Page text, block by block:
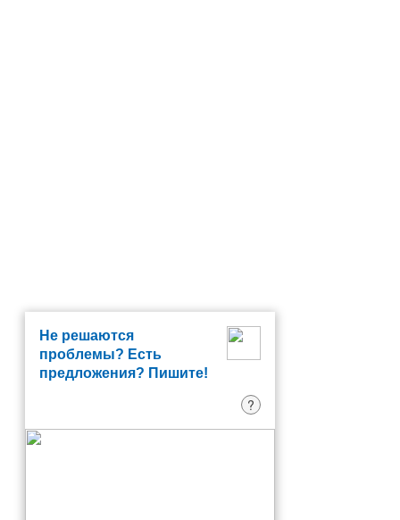
Не решаются
проблемы? Есть
предложения? Пишите!
?